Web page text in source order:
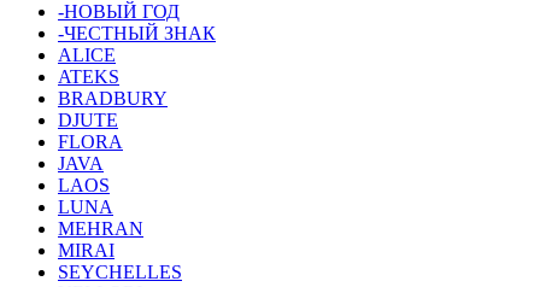
-НОВЫЙ ГОД
-ЧЕСТНЫЙ ЗНАК
ALICE
ATEKS
BRADBURY
DJUTE
FLORA
JAVA
LAOS
LUNA
MEHRAN
MIRAI
SEYCHELLES